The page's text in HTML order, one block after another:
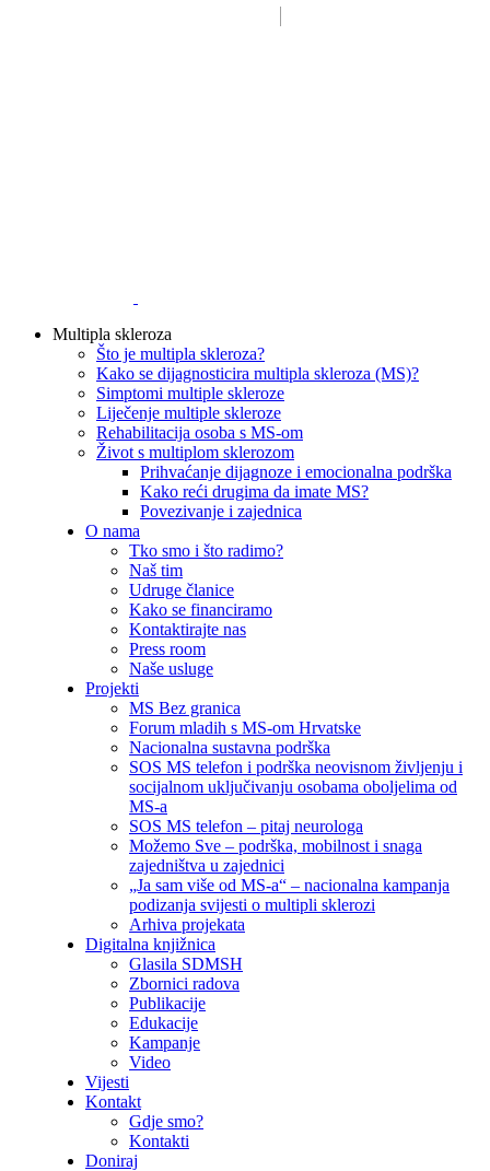
Multipla skleroza
Što je multipla skleroza?
Kako se dijagnosticira multipla skleroza (MS)?
Simptomi multiple skleroze
Liječenje multiple skleroze
Rehabilitacija osoba s MS-om
Život s multiplom sklerozom
Prihvaćanje dijagnoze i emocionalna podrška
Kako reći drugima da imate MS?
Povezivanje i zajednica
O nama
Tko smo i što radimo?
Naš tim
Udruge članice
Kako se financiramo
Kontaktirajte nas
Press room
Naše usluge
Projekti
MS Bez granica
Forum mladih s MS-om Hrvatske
Nacionalna sustavna podrška
SOS MS telefon i podrška neovisnom življenju i
socijalnom uključivanju osobama oboljelima od
MS-a
SOS MS telefon – pitaj neurologa
Možemo Sve – podrška, mobilnost i snaga
zajedništva u zajednici
„Ja sam više od MS-a“ – nacionalna kampanja
podizanja svijesti o multipli sklerozi
Arhiva projekata
Digitalna knjižnica
Glasila SDMSH
Zbornici radova
Publikacije
Edukacije
Kampanje
Video
Vijesti
Kontakt
Gdje smo?
Kontakti
Doniraj